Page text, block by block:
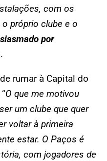
com os
próprio clube e o
por
rumar à Capital do
O que me motivou
um clube que quer
voltar à primeira
estar. O Paços é
com jogadores de